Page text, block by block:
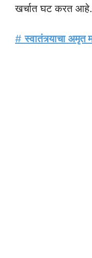
खर्चात घट करत आहे.
#स्वातंत्र्याचा अमृत